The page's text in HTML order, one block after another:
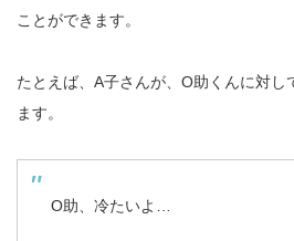
ことができます。
たとえば、A子さんが、O助くんに対し
ます。
O助、冷たいよ…